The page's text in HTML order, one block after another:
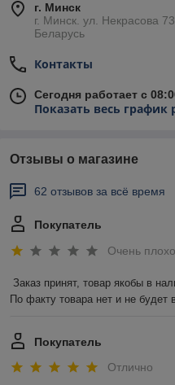
г. Минск
г. Минск. ул. Некрасова
Беларусь
Контакты
Сегодня работает с
Показать весь график
Отзывы о магазине
62 отзывов за всё время
Покупатель
Очень плохо
Заказ принят, товар якобы в
По факту товара нет и не будет
Покупатель
Отлично